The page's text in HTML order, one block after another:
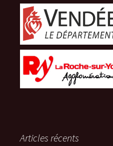
Articles récents